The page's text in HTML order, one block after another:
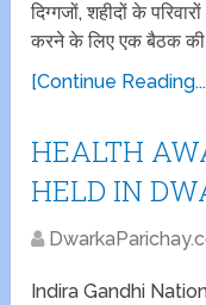
दिग्गजों, शहीदों के
करने के लिए एक बैठक
[Continue
HEALTH
HELD IN
Indira Gandhi